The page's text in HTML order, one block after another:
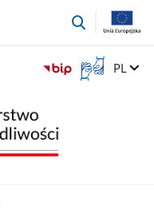
przejdź
Otwórz
okno
Zmień
PL